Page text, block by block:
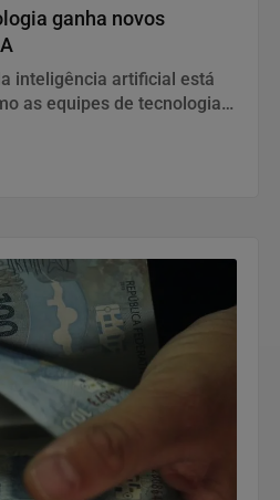
ganha novos
inteligência artificial está
as equipes de tecnologia
exige líderes